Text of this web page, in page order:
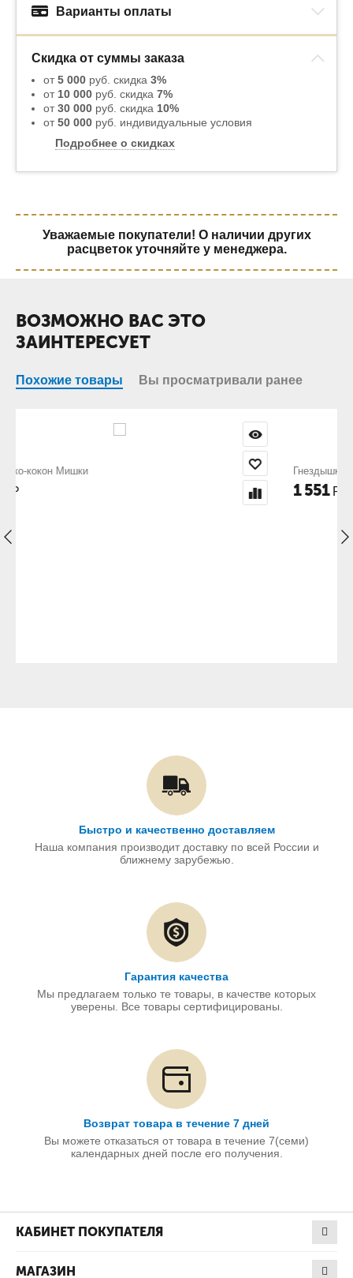
Варианты оплаты
Скидка от суммы заказа
от5 000 руб. скидка 3%
от 10 000 руб. скидка 7%
от30 000 руб. скидка 10%
от50 000 руб. индивидуальные условия
Подробнее о скидках
Уважаемые покупатели! О наличии других
расцветок уточняйте у менеджера.
ВОЗМОЖНО ВАС ЭТО
ЗАИНТЕРЕСУЕТ
Похожие товары Вы просматривали ранее
Гнездышко-кокон Слоники
Быстро и качественно доставляем
Наша компания производит доставку по всей России и
ближнему зарубежью.
Гарантия качества
Мы предлагаем только те товары, в качестве которых
уверены. Все товары сертифицированы.
Возврат товара в течение 7 дней
Вы можете отказаться от товара в течение 7(семи)
календарных дней после его получения.
КАБИНЕТ ПОКУПАТЕЛЯ
МАГАЗИН